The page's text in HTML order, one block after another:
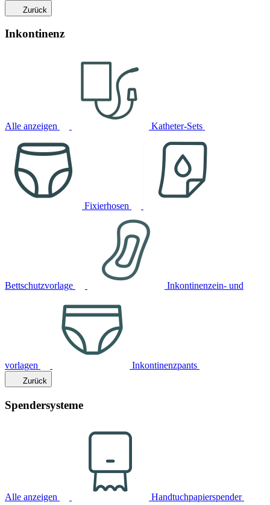
Zurück
Inkontinenz
Alle anzeigen Katheter-Sets
Fixierhosen
Bettschutzvorlage Inkontinenzein- und
vorlagen Inkontinenzpants
Zurück
Spendersysteme
Alle anzeigen Handtuchpapierspender